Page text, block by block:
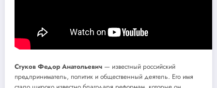
Стуков Федор Анатольевич — известный российский
предприниматель, политик и общественный деятель. Его имя